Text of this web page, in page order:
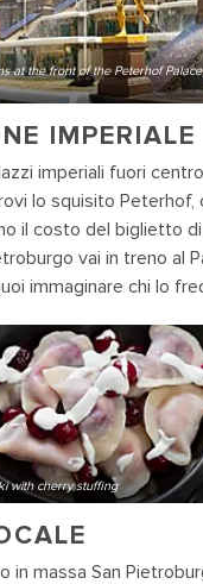
at the front of the Peterhof
IMPERIALE
imperiali fuori
lo squisito Peterhof,
il costo del biglietto di
vai in treno al
immaginare chi lo
with cherry stuffing
in massa San